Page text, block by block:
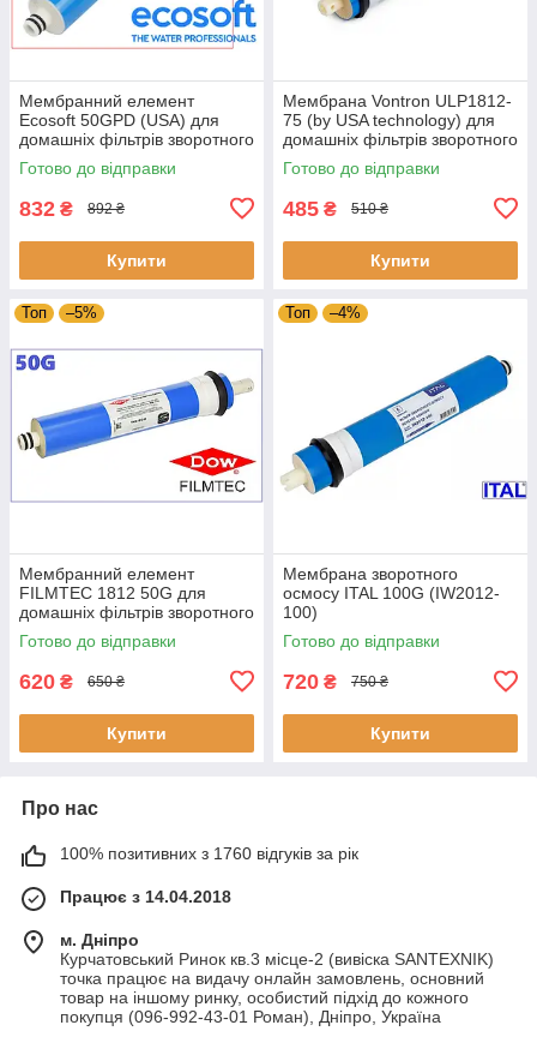
Мембранний елемент
Ecosoft 50GPD (USA) для
домашніх фільтрів зворотного
осмосу (CSV181250ECO)
Готово до відправки
832 ₴ 892 ₴
Купити
Мембрана Vontron ULP1812-
75 (by USA technology) для
домашніх фільтрів зворотного
осмосу
Готово до відправки
485 ₴ 510 ₴
Купити
Топ –5%
Мембранний елемент
FILMTEC 1812 50G для
домашніх фільтрів зворотного
осмосу
Готово до відправки
620 ₴ 650 ₴
Купити
Топ –4%
Мембрана зворотного
осмосу ITAL 100G (IW2012-
100)
Готово до відправки
720 ₴ 750 ₴
Купити
Про нас
100% позитивних з 1760 відгуків за рік
Працює з 14.04.2018
м. Дніпро
Курчатовський Ринок кв.3 місце-2 (вивіска SANTEXNIK)
точка працює на видачу онлайн замовлень, основний
товар на іншому ринку, особистий підхід до кожного
покупця (096-992-43-01 Роман), Дніпро, Україна